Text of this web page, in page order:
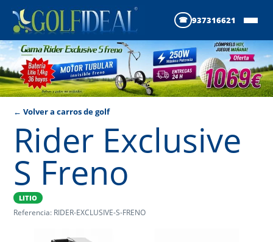
937316621
← Volver a carros de golf
Rider Exclusive
S Freno
LITIO
Referencia: RIDER-EXCLUSIVE-S-FRENO